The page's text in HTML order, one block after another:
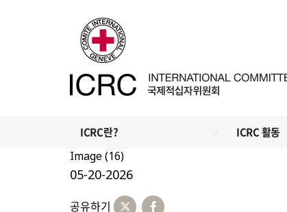
ICRC란? ICRC 활동
Image (16)
05-20-2026
공유하기